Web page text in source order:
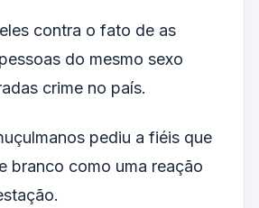
contra o fato de as
do mesmo sexo
crime no país.
pediu a fiéis que
branco como uma reação